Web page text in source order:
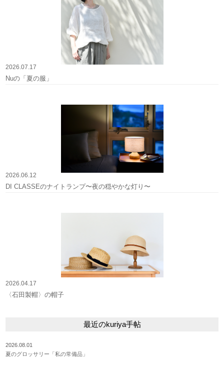
2026.07.17
Nuの「夏の服」
2026.06.12
DI CLASSEのナイトランプ〜夜の穏やかな灯り〜
2026.04.17
〈石田製帽〉の帽子
最近のkuriya手帖
2026.08.01
夏のグロッサリー「私の常備品」